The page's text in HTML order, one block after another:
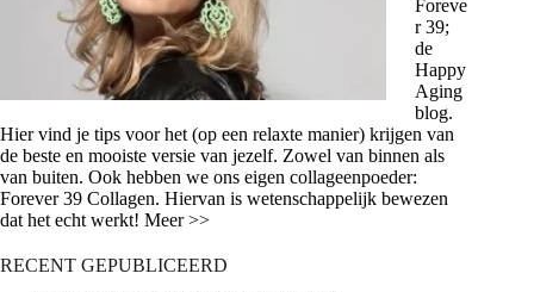
Foreve
r 39;
de
Happy
Aging
blog.
Hier vind je tips voor het (op een relaxte manier) krijgen van
de beste en mooiste versie van jezelf. Zowel van binnen als
van buiten. Ook hebben we ons eigen collageenpoeder:
Forever 39 Collagen. Hiervan is wetenschappelijk bewezen
dat het echt werkt! Meer >>
RECENT GEPUBLICEERD